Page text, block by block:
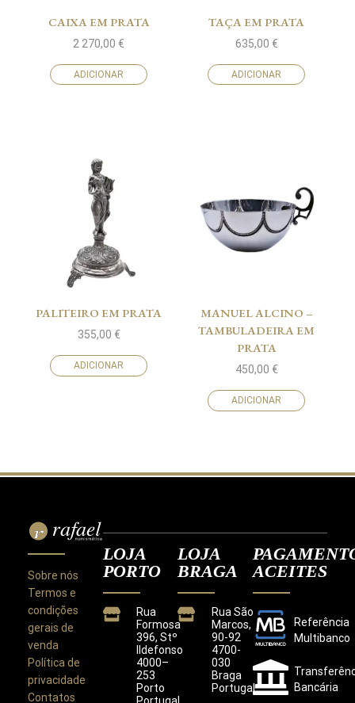
CAIXA EM PRATA
2 270,00 €
ADICIONAR
TAÇA EM PRATA
635,00 €
ADICIONAR
PALITEIRO EM PRATA
355,00 €
ADICIONAR
MANUEL ALCINO –
TAMBULADEIRA EM
PRATA
450,00 €
ADICIONAR
Sobre nós
Termos e
condições
gerais de
venda
Política de
privacidade
Contatos
LOJA
PORTO
Rua
Formosa
396, Stº
Ildefonso
4000–
253
Porto
LOJA
BRAGA
Rua São
Marcos,
90-92
4700-
030
Braga
Portugal
ACEITES
Referência
Multibanco
Bancária